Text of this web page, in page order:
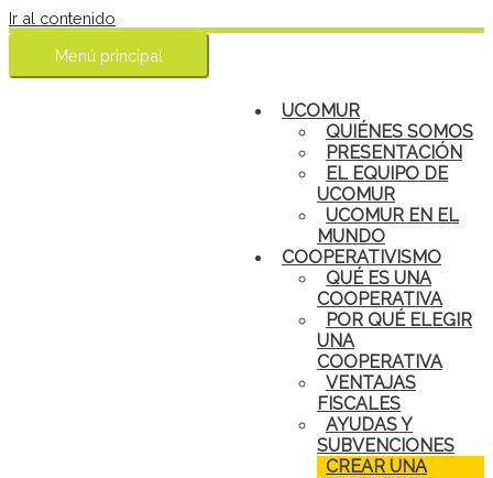
Ir al contenido
Menú principal
UCOMUR
QUIÉNES SOMOS
PRESENTACIÓN
EL EQUIPO DE
UCOMUR
UCOMUR EN EL
MUNDO
COOPERATIVISMO
QUÉ ES UNA
COOPERATIVA
POR QUÉ ELEGIR
UNA
COOPERATIVA
VENTAJAS
FISCALES
AYUDAS Y
SUBVENCIONES
CREAR UNA